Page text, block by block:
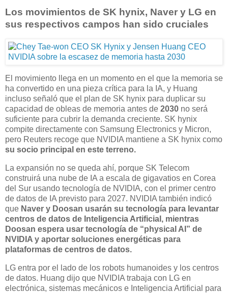
Los movimientos de SK hynix, Naver y LG en
sus respectivos campos han sido cruciales
El movimiento llega en un momento en el que la memoria se
ha convertido en una pieza crítica para la IA, y Huang
incluso señaló que el plan de SK hynix para duplicar su
capacidad de obleas de memoria antes de 2030 no será
suficiente para cubrir la demanda creciente. SK hynix
compite directamente con Samsung Electronics y Micron,
pero Reuters recoge que NVIDIA mantiene a SK hynix como
su socio principal en este terreno.
La expansión no se queda ahí, porque SK Telecom
construirá una nube de IA a escala de gigavatios en Corea
del Sur usando tecnología de NVIDIA, con el primer centro
de datos de IA previsto para 2027. NVIDIA también indicó
que Naver y Doosan usarán su tecnología para levantar
centros de datos de Inteligencia Artificial, mientras
Doosan espera usar tecnología de “physical AI” de
NVIDIA y aportar soluciones energéticas para
plataformas de centros de datos.
LG entra por el lado de los robots humanoides y los centros
de datos. Huang dijo que NVIDIA trabaja con LG en
electrónica, sistemas mecánicos e Inteligencia Artificial para